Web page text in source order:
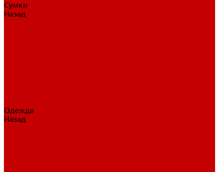
Сумки
Назад
Одежда
Назад